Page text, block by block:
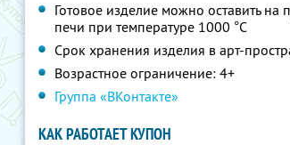
Готовое изделие можно оставить
печи при температуре 1000 °С
Срок хранения изделия в арт-
Возрастное ограничение: 4+
Группа «ВКонтакте»
КАК РАБОТАЕТ КУПОН